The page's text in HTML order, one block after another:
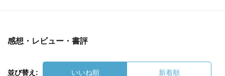
感想・レビュー・書評
並び替え: いいね順 新着順